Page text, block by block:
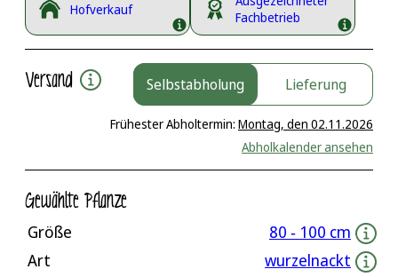
Hofverkauf
Fachbetrieb
Versand Selbstabholung Lieferung
Frühester Abholtermin: Montag, den 02.11.2026
Abholkalender ansehen
Gewählte Pflanze
Größe
80 ‐ 100 cm
Art
wurzelnackt